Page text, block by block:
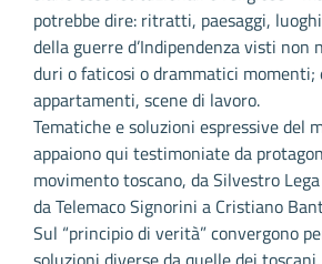
potrebbe dire: ritratti, paesaggi,
della guerre d’Indipendenza visti non
duri o faticosi o drammatici
appartamenti, scene di lavoro.
Tematiche e soluzioni espressive del
appaiono qui testimoniate da
movimento toscano, da Silvestro
da Telemaco Signorini a Cristiano
Sul “principio di verità” convergono